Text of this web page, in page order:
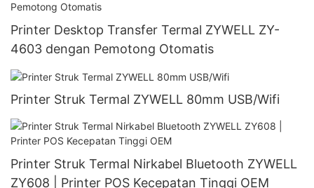
Printer Desktop Transfer Termal ZYWELL ZY-
4603 dengan Pemotong Otomatis
Printer Struk Termal ZYWELL 80mm USB/Wifi
Printer Struk Termal Nirkabel Bluetooth ZYWELL
ZY608 | Printer POS Kecepatan Tinggi OEM